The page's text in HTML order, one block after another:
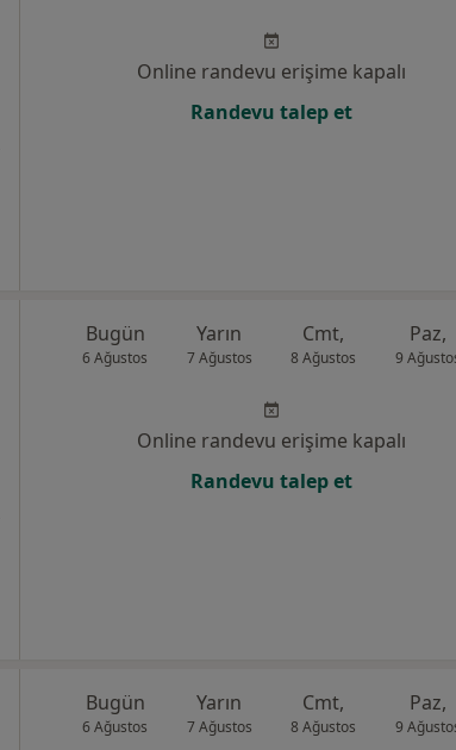
Online randevu erişime kapalı
Randevu talep et
Bugün
6 Ağustos
Yarın
7 Ağustos
Cmt,
8 Ağustos
Paz,
9
Online randevu erişime kapalı
Randevu talep et
Bugün
6 Ağustos
Yarın
7 Ağustos
Cmt,
8 Ağustos
Paz,
9